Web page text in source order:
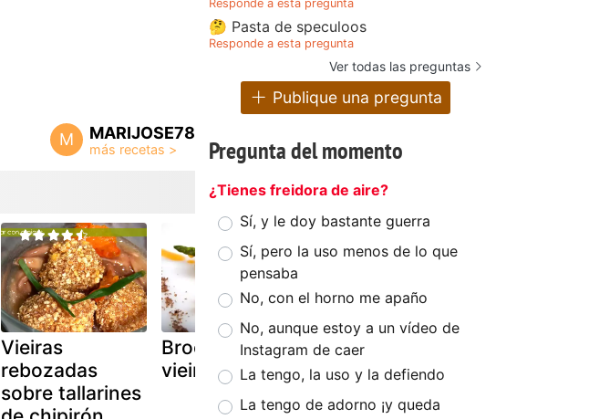
M MARIJOSE78
Vieiras
rebozadas
sobre tallarines
Brocheta de
vieiras
Empanada
gallega de
vieiras
Responde a esta pregunta
🤔 Pasta de speculoos
Responde a esta pregunta
Ver todas las preguntas
Publique una pregunta
Pregunta del momento
¿Tienes freidora de aire?
Sí, y le doy bastante guerra
Sí, pero la uso menos de lo que
pensaba
No, con el horno me apaño
No, aunque estoy a un vídeo de
Instagram de caer
La tengo, la uso y la defiendo
La tengo de adorno ¡y queda